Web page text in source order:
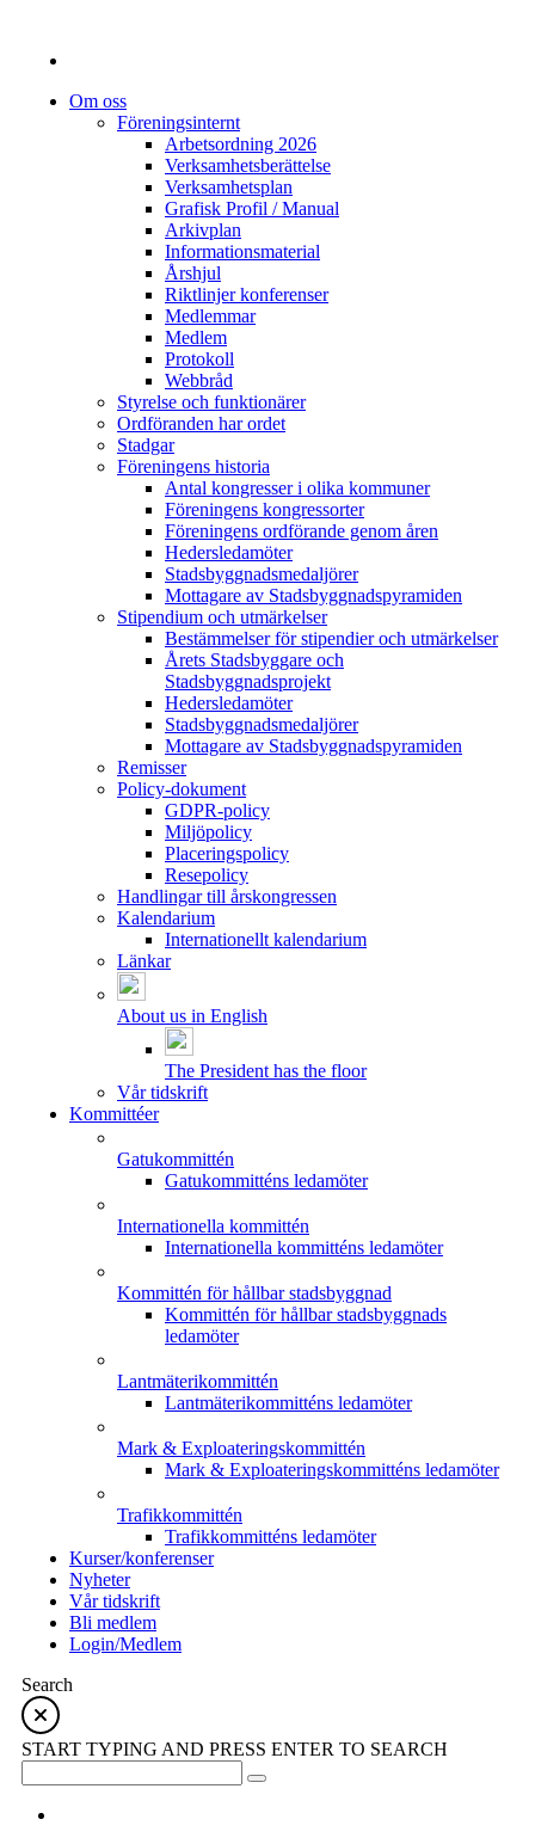
Om oss
Föreningsinternt
Arbetsordning 2026
Verksamhetsberättelse
Verksamhetsplan
Grafisk Profil / Manual
Arkivplan
Informationsmaterial
Årshjul
Riktlinjer konferenser
Medlemmar
Medlem
Protokoll
Webbråd
Styrelse och funktionärer
Ordföranden har ordet
Stadgar
Föreningens historia
Antal kongresser i olika kommuner
Föreningens kongressorter
Föreningens ordförande genom åren
Hedersledamöter
Stadsbyggnadsmedaljörer
Mottagare av Stadsbyggnadspyramiden
Stipendium och utmärkelser
Bestämmelser för stipendier och utmärkelser
Årets Stadsbyggare och
Stadsbyggnadsprojekt
Hedersledamöter
Stadsbyggnadsmedaljörer
Mottagare av Stadsbyggnadspyramiden
Remisser
Policy-dokument
GDPR-policy
Miljöpolicy
Placeringspolicy
Resepolicy
Handlingar till årskongressen
Kalendarium
Internationellt kalendarium
Länkar
About us in English
The President has the floor
Vår tidskrift
Kommittéer
Gatukommittén
Gatukommitténs ledamöter
Internationella kommittén
Internationella kommitténs ledamöter
Kommittén för hållbar stadsbyggnad
Kommittén för hållbar stadsbyggnads
ledamöter
Lantmäterikommittén
Lantmäterikommitténs ledamöter
Mark & Exploateringskommittén
Mark & Exploateringskommitténs ledamöter
Trafikkommittén
Trafikkommitténs ledamöter
Kurser/konferenser
Nyheter
Vår tidskrift
Bli medlem
Login/Medlem
Search
START TYPING AND PRESS ENTER TO SEARCH